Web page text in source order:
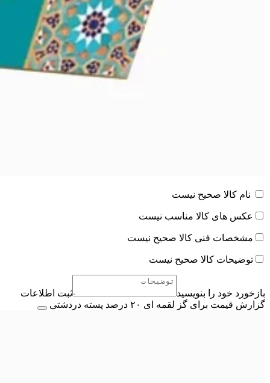
نام کالا صحیح نیست
عکس های کالا مناسب نیست
مشخصات فنی کالا صحیح نیست
توضیحات کالا صحیح نیست
بازخورد خود را بنویسید
ثبت اطلاعات
گزارش قیمت برای گز لقمه ای ۲۰ درصد پسته دردشتی